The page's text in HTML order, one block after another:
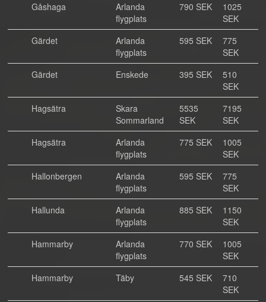
Gåshaga
Arlanda
flygplats
790 SEK
1025
SEK
Gärdet
Arlanda
flygplats
595 SEK
775
SEK
Gärdet
Enskede 395 SEK
510
SEK
Hagsätra
Skara
Sommarland
5535
SEK
7195
SEK
Hagsätra
Arlanda
flygplats
775 SEK
1005
SEK
Hallonbergen
Arlanda
flygplats
595 SEK
775
SEK
Hallunda
Arlanda
flygplats
885 SEK
1150
SEK
Hammarby
Arlanda
flygplats
770 SEK
1005
SEK
Hammarby
Täby 545 SEK
710
SEK